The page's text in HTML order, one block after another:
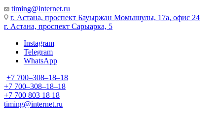
timing@internet.ru
г. Астана, проспект Бауыржан Момышулы, 17а, офис 24
г. Астана, проспект Сарыарка, 5
Instagram
Telegram
WhatsApp
+7 700‒308‒18‒18
+7 700‒308‒18‒18
+7 700 803 18 18
timing@internet.ru